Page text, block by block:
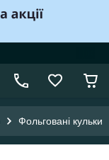
Фольговані кульки